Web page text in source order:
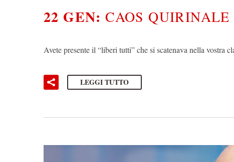
22 GEN:CAOS
Avete presente il “liberi tutti” che si scatenava nella vostra
LEGGI TUTTO